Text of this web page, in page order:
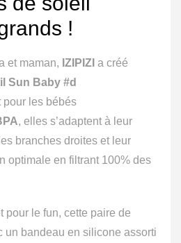
!
et maman, IZIPIZI a créé
Sun Baby #d
les bébés
, elles s’adaptent à leur
branches droites et leur
optimale en filtrant 100% des
pour le fun, cette paire de
un bandeau en silicone assorti